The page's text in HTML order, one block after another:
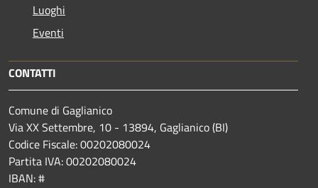
Luoghi
Eventi
CONTATTI
Comune di Gaglianico
Via XX Settembre, 10 - 13894, Gaglianico (BI)
Codice Fiscale: 00202080024
Partita IVA: 00202080024
IBAN: #